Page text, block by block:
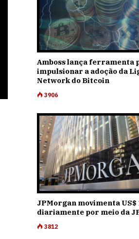
Amboss lança ferramenta
impulsionar a adoção da
Network do Bitcoin
3906
JPMorgan movimenta US$
diariamente por meio da
3812